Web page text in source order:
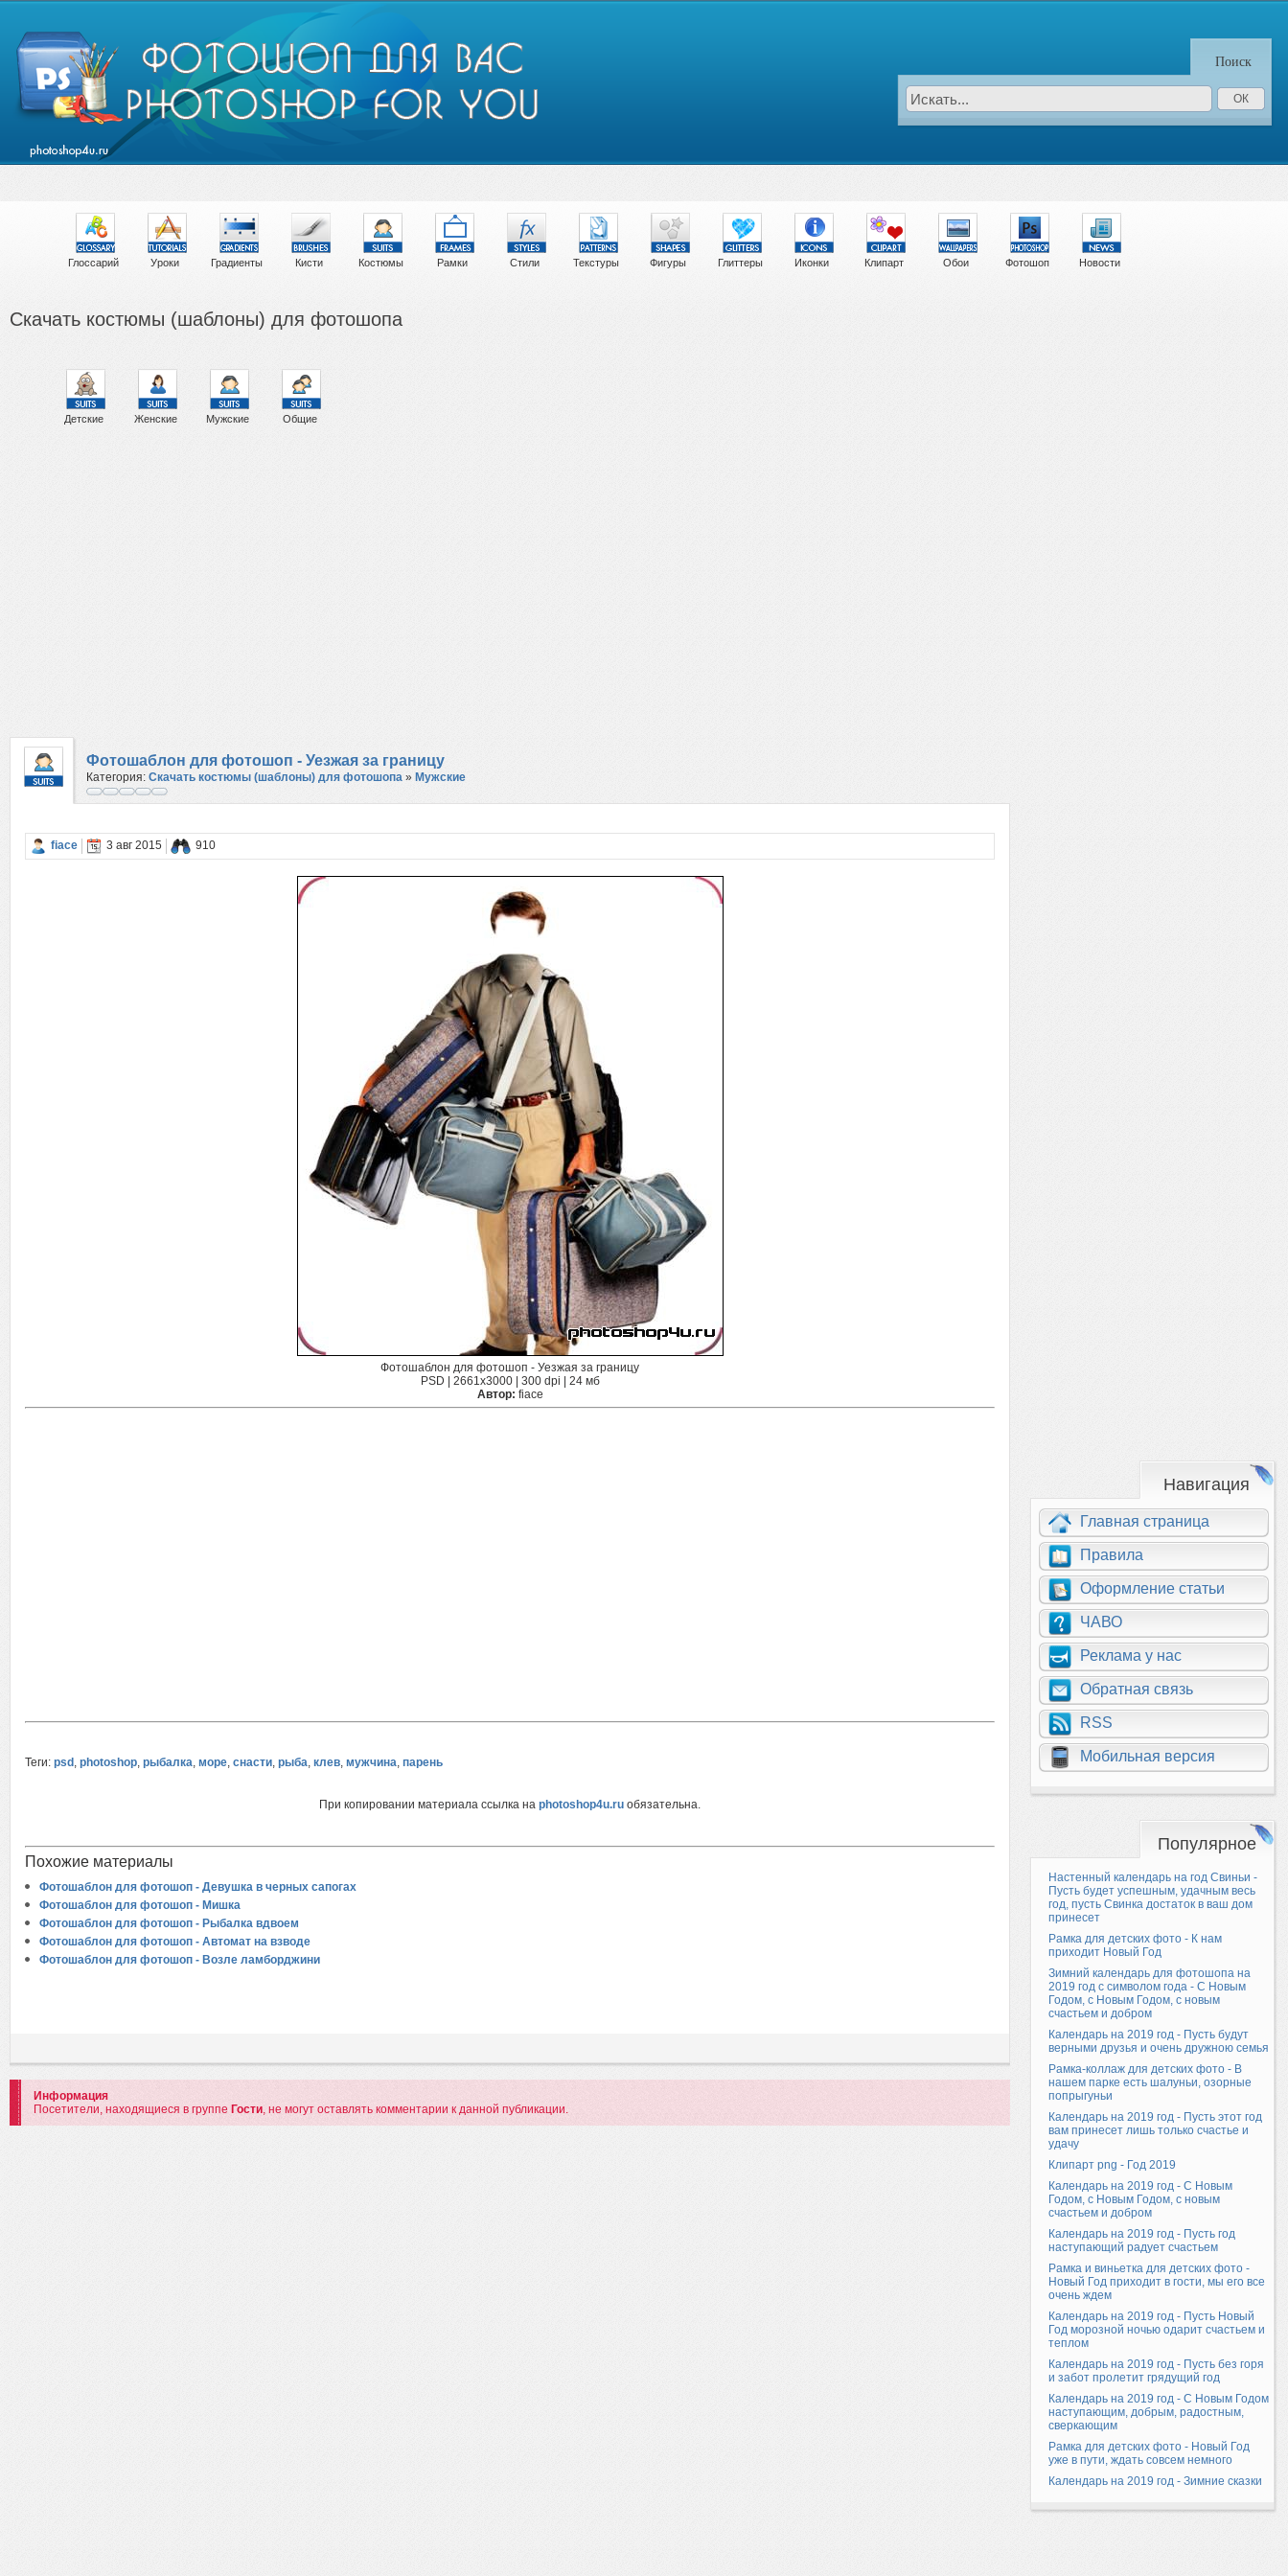
Глоссарий Уроки Градиенты Кисти Костюмы Рамки Стили Текстуры Фигуры Глиттеры Иконки Клипарт Обои Фотошоп Новости
Поиск
Скачать костюмы (шаблоны) для фотошопа
Детские Женские Мужские Общие
Фотошаблон для фотошоп - Уезжая за границу
Категория: Скачать костюмы (шаблоны) для фотошопа » Мужские
fiace 3 авг 2015 910
Фотошаблон для фотошоп - Уезжая за границу
PSD | 2661x3000 | 300 dpi | 24 мб
Автор: fiace
Теги: psd , photoshop, рыбалка, море, снасти, рыба, клев, мужчина, парень
При копировании материала ссылка на photoshop4u.ru обязательна.
Похожие материалы
Фотошаблон для фотошоп - Девушка в черных сапогах
Фотошаблон для фотошоп - Мишка
Фотошаблон для фотошоп - Рыбалка вдвоем
Фотошаблон для фотошоп - Автомат на взводе
Фотошаблон для фотошоп - Возле ламборджини
Информация
Посетители, находящиеся в группе Гости, не могут оставлять комментарии к данной публикации.
Навигация
Главная страница
Правила
Оформление статьи
ЧАВО
Реклама у нас
Обратная связь
RSS
Мобильная версия
Популярное
Настенный календарь на год Свиньи -
Пусть будет успешным, удачным весь
год, пусть Свинка достаток в ваш дом
принесет
Рамка для детских фото - К нам
приходит Новый Год
Зимний календарь для фотошопа на
2019 год с символом года - С Новым
Годом, с Новым Годом, с новым
счастьем и добром
Календарь на 2019 год - Пусть будут
верными друзья и очень дружною семья
Рамка-коллаж для детских фото - В
нашем парке есть шалуньи, озорные
попрыгуньи
Календарь на 2019 год - Пусть этот год
вам принесет лишь только счастье и
удачу
Клипарт png - Год 2019
Календарь на 2019 год - С Новым
Годом, с Новым Годом, с новым
счастьем и добром
Календарь на 2019 год - Пусть год
наступающий радует счастьем
Рамка и виньетка для детских фото -
Новый Год приходит в гости, мы его все
очень ждем
Календарь на 2019 год - Пусть Новый
Год морозной ночью одарит счастьем и
теплом
Календарь на 2019 год - Пусть без горя
и забот пролетит грядущий год
Календарь на 2019 год - С Новым Годом
наступающим, добрым, радостным,
сверкающим
Рамка для детских фото - Новый Год
уже в пути, ждать совсем немного
Календарь на 2019 год - Зимние сказки